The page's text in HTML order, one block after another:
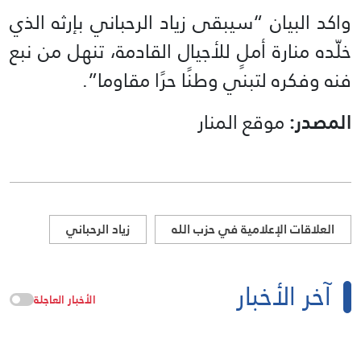
واكد البيان “سيبقى زياد الرحباني بإرثه الذي
خلّده منارة أملٍ للأجيال القادمة، تنهل من نبع
فنه وفكره لتبني وطنًا ‏حرًا مقاوما”.
المصدر:موقع المنار
العلاقات الإعلامية في حزب الله زياد الرحباني
آخر الأخبار الأخبار العاجلة